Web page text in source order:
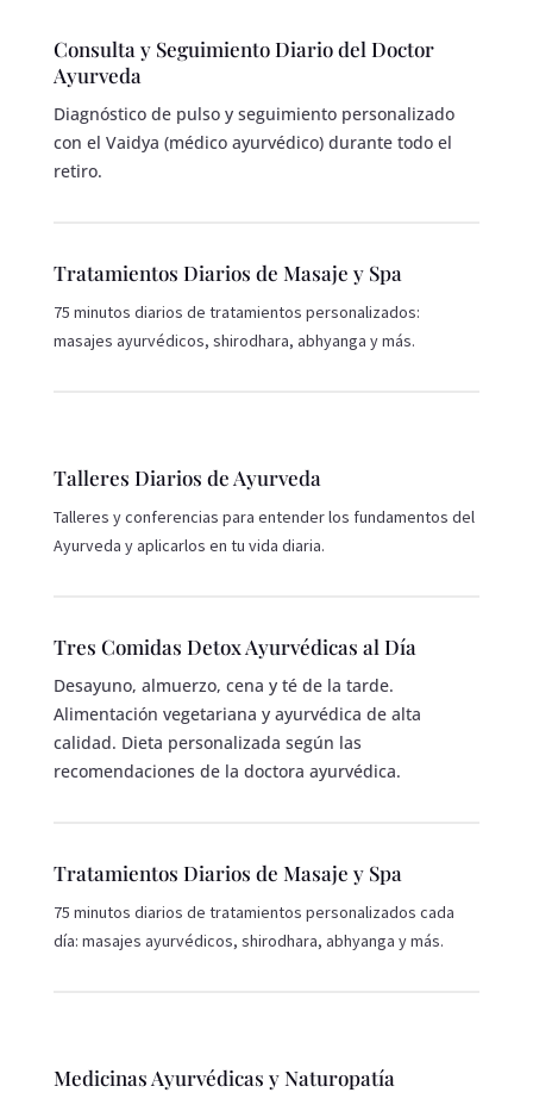
Consulta y Seguimiento Diario del Doctor
Ayurveda
Diagnóstico de pulso y seguimiento personalizado
con el Vaidya (médico ayurvédico) durante todo el
retiro.
Tratamientos Diarios de Masaje y Spa
75 minutos diarios de tratamientos personalizados:
masajes ayurvédicos, shirodhara, abhyanga y más.
Talleres Diarios de Ayurveda
Talleres y conferencias para entender los fundamentos del
Ayurveda y aplicarlos en tu vida diaria.
Tres Comidas Detox Ayurvédicas al Día
Desayuno, almuerzo, cena y té de la tarde.
Alimentación vegetariana y ayurvédica de alta
calidad. Dieta personalizada según las
recomendaciones de la doctora ayurvédica.
Tratamientos Diarios de Masaje y Spa
75 minutos diarios de tratamientos personalizados cada
día: masajes ayurvédicos, shirodhara, abhyanga y más.
Medicinas Ayurvédicas y Naturopatía